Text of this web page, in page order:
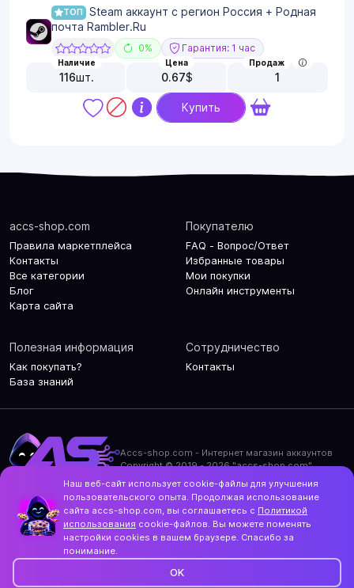
ТОП
Steam аккаунт с регион Россия + Родная
почта Rambler.Ru
0% Гарантия: 1 час
Наличие
116шт.
Цена
0.67$
Продаж
1
Купить
accs-shop.com
Правила маркетплейса
Контакты
Все категории
Блог
Карта сайта
Покупателю
FAQ - Вопрос/Ответ
Избранные товары
Мои покупки
Онлайн инструменты
Полезная информация
Как покупать?
База знаний
Сотрудничество
Контакты
Accs-shop.com - Интернет магазин аккаунтов
Copyright © 2019 - 2026 "accs-shop.com"
Политика использования cookie-файлов
Контакты и актуальный адрес сайта
Structo
Дизайн и разработка
Наш веб-сайт использует cookie-файлы для улучшения
пользовательского опыта. Продолжая использование
сайта accs-shop.com, вы соглашаетесь с Политикой
использования cookie-файлов. Вы можете поменять
настройки cookies в вашем браузере. Спасибо за
понимание.
OK